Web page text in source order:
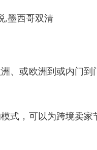
,墨西哥双清
、或欧洲到或内门
式，可以为跨境卖